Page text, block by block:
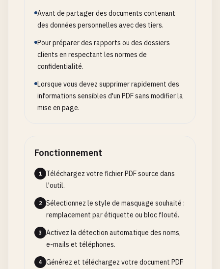
Avant de partager des documents contenant
des données personnelles avec des tiers.
Pour préparer des rapports ou des dossiers
clients en respectant les normes de
confidentialité.
Lorsque vous devez supprimer rapidement des
informations sensibles d'un PDF sans modifier la
mise en page.
Fonctionnement
1
Téléchargez votre fichier PDF source dans
l'outil.
2
Sélectionnez le style de masquage souhaité :
remplacement par étiquette ou bloc flouté.
3
Activez la détection automatique des noms,
e-mails et téléphones.
4
Générez et téléchargez votre document PDF